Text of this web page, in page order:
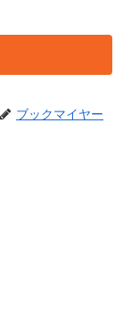
ブックマイヤー